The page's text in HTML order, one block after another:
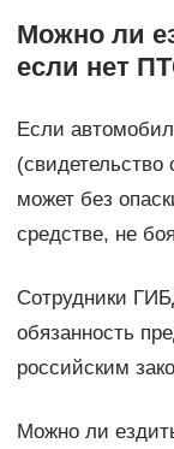
Можно ли
если нет
Если
может без
средстве, не
Сотрудники
обязанность
российским
Можно ли